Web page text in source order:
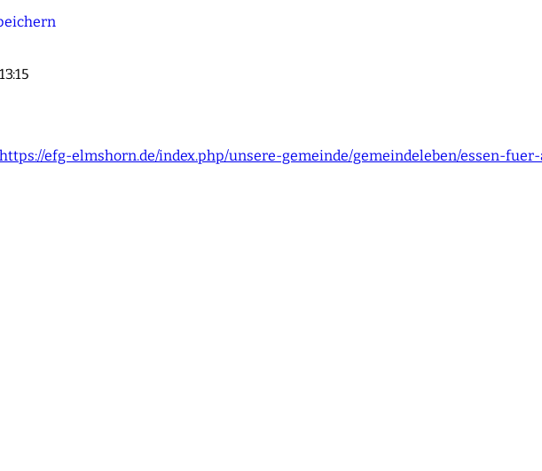
https://efg-elmshorn.de/index.php/unsere-gemeinde/gemeindeleben/essen-